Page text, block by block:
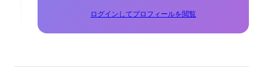
ログインしてプロフィールを閲覧